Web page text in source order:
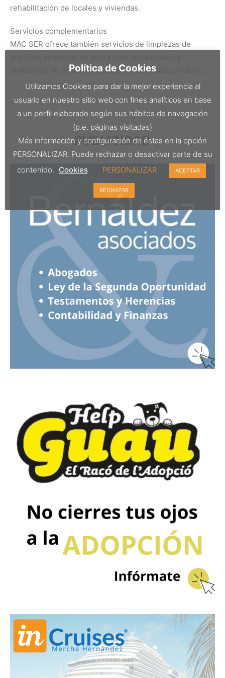
rehabilitación de locales y viviendas.
Servicios complementarios
MAC SER ofrece también servicios de limpiezas de
protección de cristales rayados o quemados con ácido.
PUBLICIDAD
Política de Cookies
Utilizamos Cookies para dar la mejor experiencia al
usuario en nuestro sitio web con fines analíticos en base
a un perfil elaborado según sus hábitos de navegación
(p.e. páginas visitadas)
Más información y configuración de éstas en la opción
PERSONALIZAR. Puede rechazar o desactivar parte de su
contenido. Cookies PERSONALIZAR ACEPTAR
RECHAZAR